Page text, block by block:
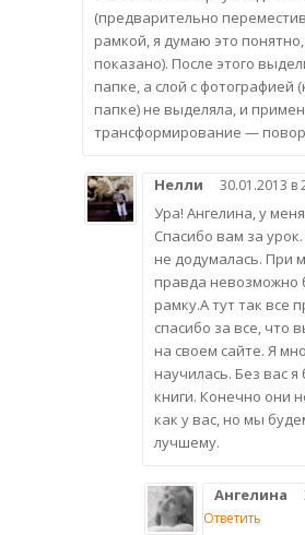
(предварительно
рамкой, я думаю это
показано). После этого
папке, а слой с фотографией
папке) не выделяла, и
трансформирование —
Нелли 30.01.2013 в
Ура! Ангелина, у
Спасибо вам за
не додумалась. При
правда невозможно
рамку.А тут так все
спасибо за все, что
на своем сайте. Я
научилась. Без вас
книги. Конечно они
как у вас, но мы
лучшему.
Ангелина
Ответить